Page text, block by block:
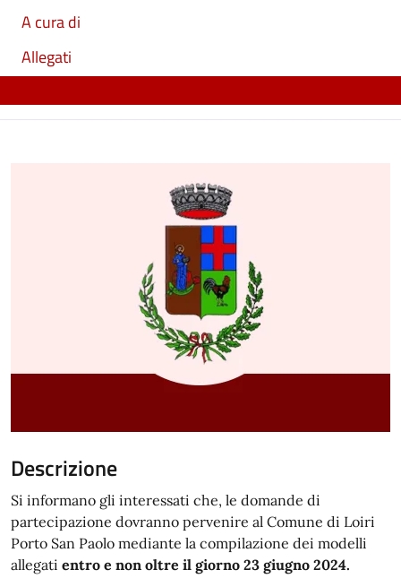
A cura di
Allegati
Descrizione
Si informano gli interessati che, le domande di
partecipazione dovranno pervenire al Comune di Loiri
Porto San Paolo mediante la compilazione dei modelli
allegati entro e non oltre il giorno 23 giugno 2024.